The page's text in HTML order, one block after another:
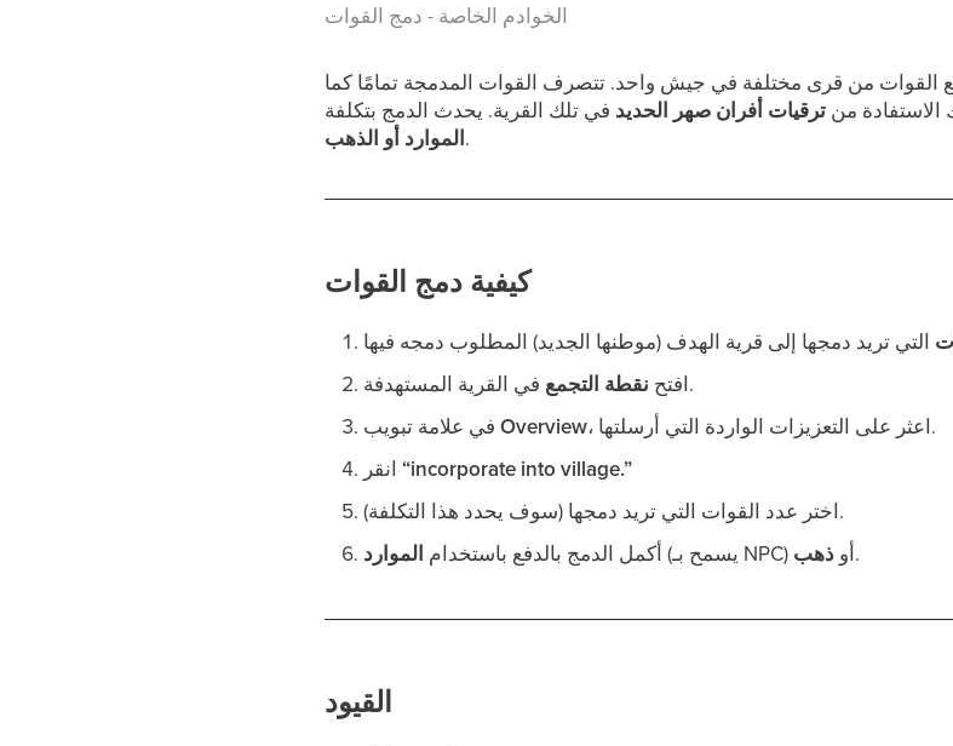
الخوادم الخاصة - دمج القوات
القوات من قرى مختلفة في جيش واحد. تتصرف القوات المدمجة تمامًا كما
الاستفادة من ترقيات أفران صهر الحديد في تلك القرية. يحدث الدمج بتكلفة
الموارد أو الذهب.
كيفية دمج القوات
افتح نقطة التجمع
في القرية المستهدفة.
في علامة تبويبOverview
، اعثر على التعزيزات الواردة التي أرسلتها.
انقر“incorporate into village.”
اختر عدد القوات التي تريد دمجها (سوف يحدد هذا التكلفة).
أكمل الدمج بالدفع باستخدام الموارد (يسمح بـ NPC) أو ذهب .
القيود